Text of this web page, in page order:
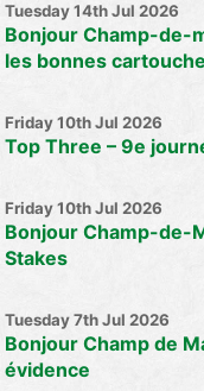
Tuesday 14th Jul 2026
Bonjour Champ-de-
les bonnes
Friday 10th Jul 2026
Top Three – 9e
Friday 10th Jul 2026
Bonjour Champ-de-
Stakes
Tuesday 7th Jul 2026
Bonjour Champ de
évidence